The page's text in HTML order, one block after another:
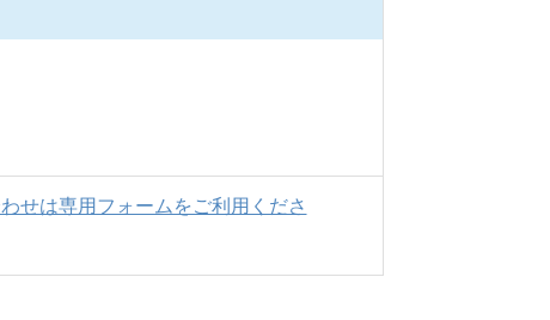
せは専用フォームをご利用くださ